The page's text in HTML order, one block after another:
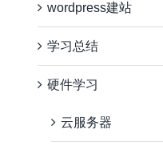
wordpress建站
学习总结
硬件学习
云服务器